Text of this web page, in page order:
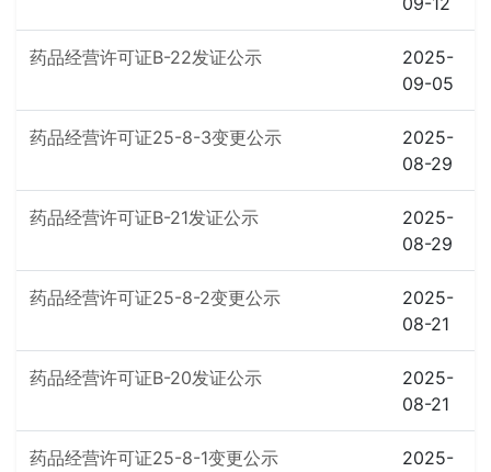
药品经营许可证B-22发证公示
2025-
09-05
药品经营许可证25-8-3变更公示
2025-
08-29
药品经营许可证B-21发证公示
2025-
08-29
药品经营许可证25-8-2变更公示
2025-
08-21
药品经营许可证B-20发证公示
2025-
08-21
药品经营许可证25-8-1变更公示
2025-